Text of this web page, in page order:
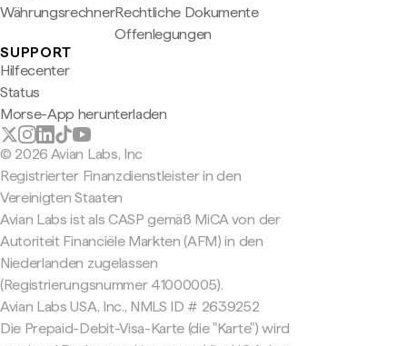
WährungsrechnerRechtliche Dokumente
Offenlegungen
SUPPORT
Hilfecenter
Status
Morse-App herunterladen
© 2026 Avian Labs, Inc
Registrierter Finanzdienstleister in den
Vereinigten Staaten
Avian Labs ist als CASP gemäß MiCA von der
Autoriteit Financiële Markten (AFM) in den
Niederlanden zugelassen
(Registrierungsnummer 41000005).
Avian Labs USA, Inc., NMLS ID # 2639252
Die Prepaid-Debit-Visa-Karte (die "Karte") wird